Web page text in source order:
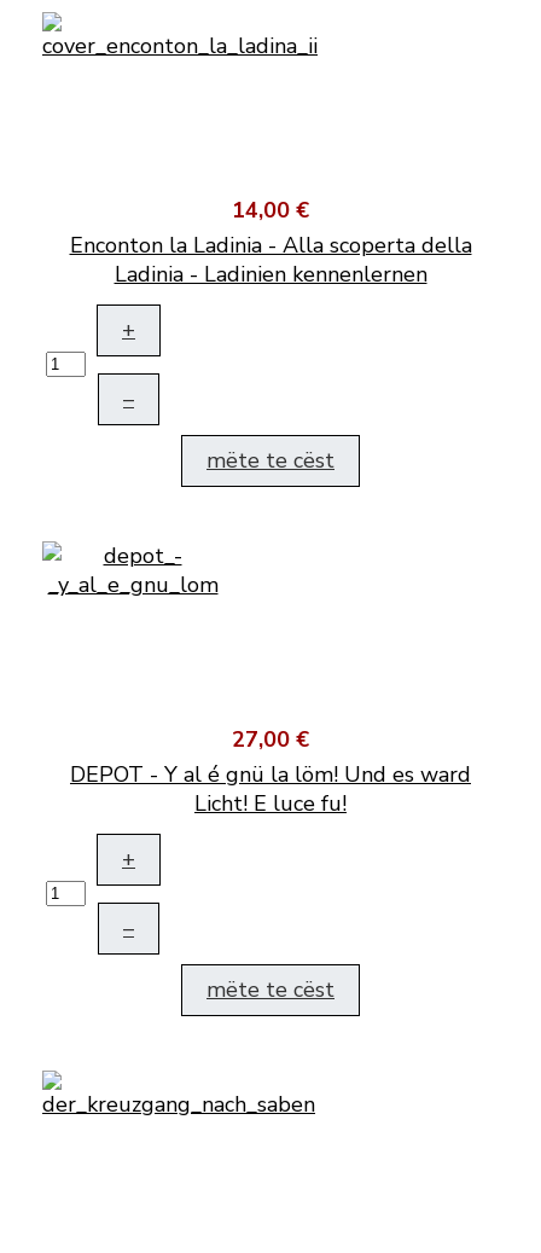
14,00 €
Enconton la Ladinia - Alla scoperta della
Ladinia - Ladinien kennenlernen
+
–
mëte te cëst
27,00 €
DEPOT - Y al é gnü la löm! Und es ward
Licht! E luce fu!
+
–
mëte te cëst